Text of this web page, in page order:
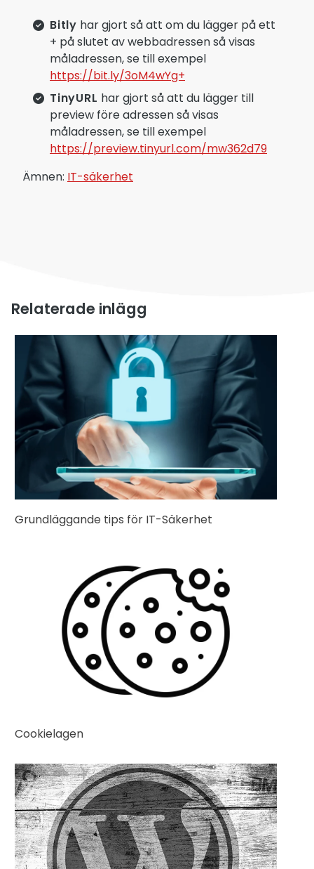
Bitly har gjort så att om du lägger på ett
+ på slutet av webbadressen så visas
måladressen, se till exempel
https://bit.ly/3oM4wYg+
TinyURL har gjort så att du lägger till
preview före adressen så visas
måladressen, se till exempel
https://preview.tinyurl.com/mw362d79
Ämnen: IT-säkerhet
Relaterade inlägg
Grundläggande tips för IT-Säkerhet
Cookielagen